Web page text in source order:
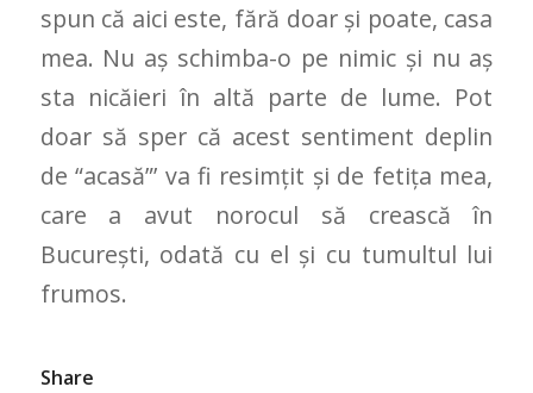
spun că aici este, fără doar și poate, casa
mea. Nu aș schimba-o pe nimic și nu aș
sta nicăieri în altă parte de lume. Pot
doar să sper că acest sentiment deplin
de “acasă”’ va fi resimțit și de fetița mea,
care a avut norocul să crească în
București, odată cu el și cu tumultul lui
frumos.
Share